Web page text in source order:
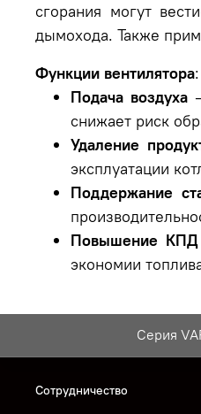
сгорания могут
дымохода. Также
Функции вентилятора:
Подача воздуха
снижает риск
Удаление
эксплуатации
Поддержание
Повышение КПД
экономии
Серия
Сотрудничество